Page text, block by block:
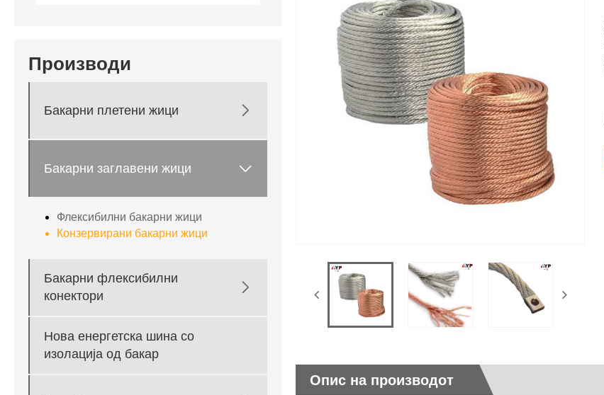
Производи
Бакарни плетени жици 
Бакарни заглавени жици 
Флексибилни бакарни жици
Конзервирани бакарни жици
Бакарни флексибилни
конектори

Нова енергетска шина со
изолација од бакар
Опис на производот